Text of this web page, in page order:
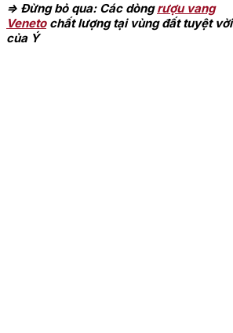
=> Đừng bỏ qua: Các dòngrượu vang
Venetochất lượng tại vùng đất tuyệt vời
của Ý